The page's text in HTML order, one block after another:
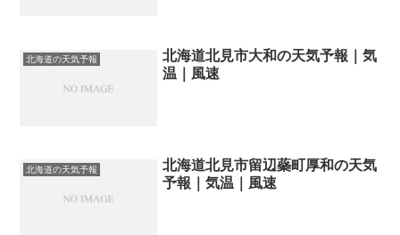
北海道の天気予報
北海道北見市大和の天気予報｜気
温｜風速
北海道の天気予報
北海道北見市留辺蘂町厚和の天気
予報｜気温｜風速